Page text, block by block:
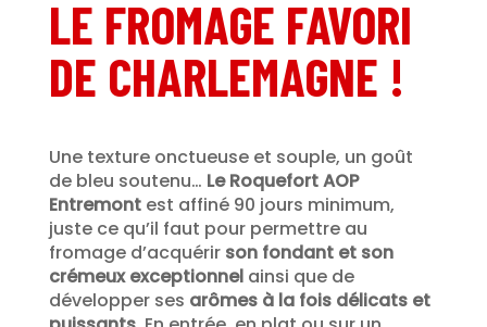
LE FROMAGE FAVORI
DE CHARLEMAGNE !
Une texture onctueuse et souple, un goût
de bleu soutenu… Le Roquefort AOP
Entremont est affiné 90 jours minimum,
juste ce qu’il faut pour permettre au
fromage d’acquérir son fondant et son
crémeux exceptionnel ainsi que de
développer ses arômes à la fois délicats et